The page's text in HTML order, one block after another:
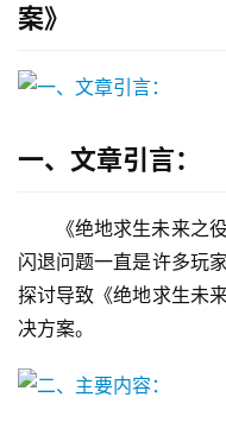
案》
一、文章引言：
《绝地求生未来之
闪退问题一直是许多玩
探讨导致《绝地求生未
决方案。